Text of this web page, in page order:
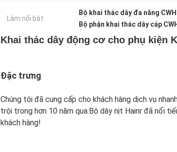
Làm nổi bật:
Bộ khai thác dây đa năng
Bộ phận khai thác dây cáp
Khai thác dây động cơ cho phụ kiện
Đặc trưng
Chúng tôi đã cung cấp cho khách hàng dịch vụ
trội trong hơn 10 năm qua.Bộ dây nịt Hainr đã nổi
khách hàng!